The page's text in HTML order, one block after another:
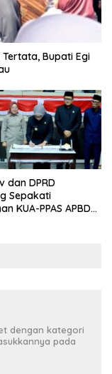
Bupati Egi
dan DPRD
Sepakati
KUA-PPAS APBD
dengan kategori
pada